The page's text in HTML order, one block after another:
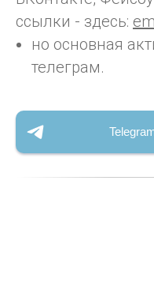
ссылки - здесь:
но основная
телеграм.